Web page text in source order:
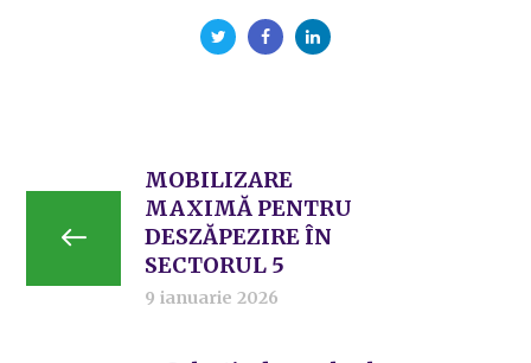
MOBILIZARE
MAXIMĂ PENTRU
DESZĂPEZIRE ÎN
SECTORUL 5
9 ianuarie 2026